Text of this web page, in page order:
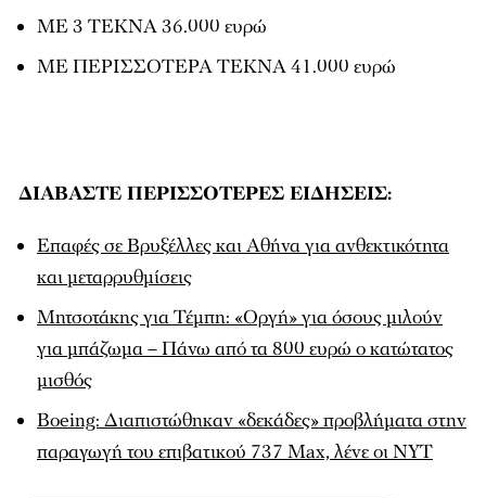
ΜΕ 3 ΤΕΚΝΑ 36.000 ευρώ
ΜΕ ΠΕΡΙΣΣΟΤΕΡΑ ΤΕΚΝΑ 41.000 ευρώ
ΔΙΑΒΑΣΤΕ ΠΕΡΙΣΣΟΤΕΡΕΣ ΕΙΔΗΣΕΙΣ:
Επαφές σε Βρυξέλλες και Αθήνα για ανθεκτικότητα
και μεταρρυθμίσεις
Μητσοτάκης για Τέμπη: «Οργή» για όσους μιλούν
για μπάζωμα – Πάνω από τα 800 ευρώ ο κατώτατος
μισθός
Boeing: Διαπιστώθηκαν «δεκάδες» προβλήματα στην
παραγωγή του επιβατικού 737 Max, λένε οι NYT